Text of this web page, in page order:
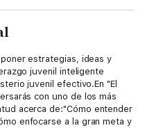
estrategias, ideas y
juvenil inteligente
juvenil efectivo.En "El
con uno de los más
acerca de:"Cómo entender
enfocarse a la gran meta y